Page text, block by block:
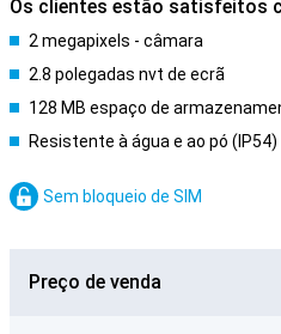
Os clientes estão satisfeitos
2 megapixels - câmara
2.8 polegadas nvt de ecrã
128 MB espaço de
Resistente à água e ao pó (IP54)
Sem bloqueio de SIM
Preço de venda